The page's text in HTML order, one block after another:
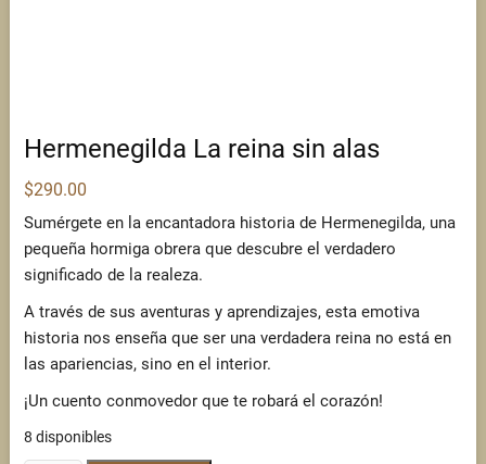
Hermenegilda La reina sin alas
$290.00
Sumérgete en la encantadora historia de Hermenegilda, una
pequeña hormiga obrera que descubre el verdadero
significado de la realeza.
A través de sus aventuras y aprendizajes, esta emotiva
historia nos enseña que ser una verdadera reina no está en
las apariencias, sino en el interior.
¡Un cuento conmovedor que te robará el corazón!
8 disponibles